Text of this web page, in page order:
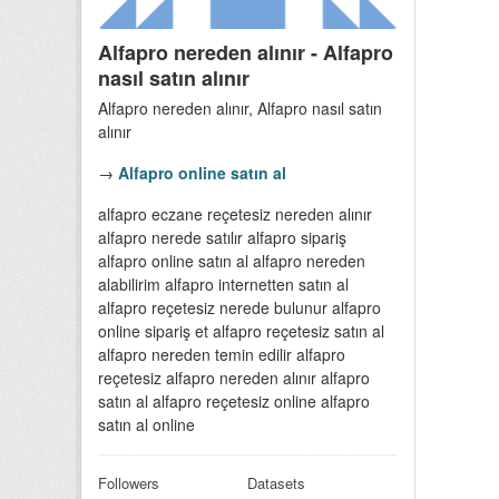
Alfapro nereden alınır - Alfapro
nasıl satın alınır
Alfapro nereden alınır, Alfapro nasıl satın
alınır
→ Alfapro online satın al
alfapro eczane reçetesiz nereden alınır
alfapro nerede satılır alfapro sipariş
alfapro online satın al alfapro nereden
alabilirim alfapro internetten satın al
alfapro reçetesiz nerede bulunur alfapro
online sipariş et alfapro reçetesiz satın al
alfapro nereden temin edilir alfapro
reçetesiz alfapro nereden alınır alfapro
satın al alfapro reçetesiz online alfapro
satın al online
Followers Datasets